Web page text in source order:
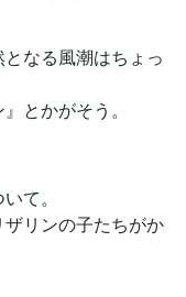
なる風潮はちょっ
とかがそう。
て。
リンの子たちがか